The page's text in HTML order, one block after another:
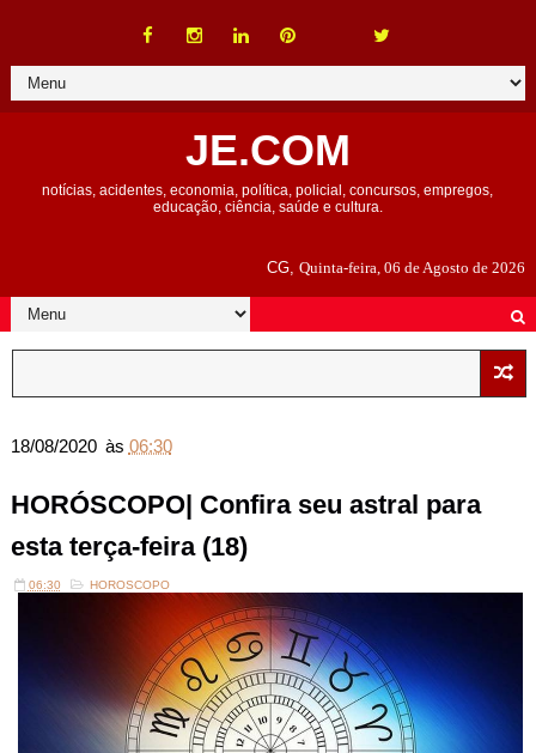
JE.COM
notícias, acidentes, economia, política, policial, concursos, empregos,
educação, ciência, saúde e cultura.
CG,Quinta-feira, 06 de Agosto de 2026
18/08/2020 às 06:30
HORÓSCOPO| Confira seu astral para
esta terça-feira (18)
06:30 HOROSCOPO